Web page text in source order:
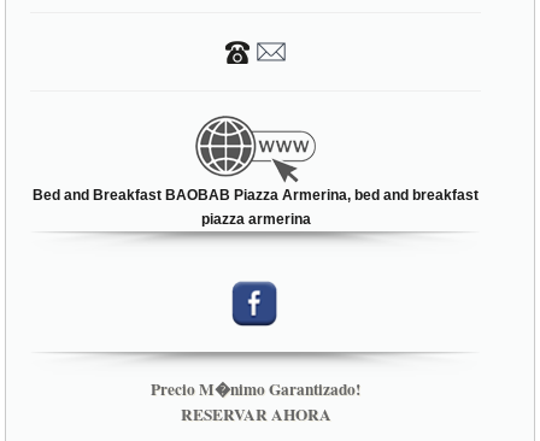
Bed and Breakfast BAOBAB Piazza Armerina, bed and breakfast
piazza armerina
Precio M�nimo Garantizado!
RESERVAR AHORA